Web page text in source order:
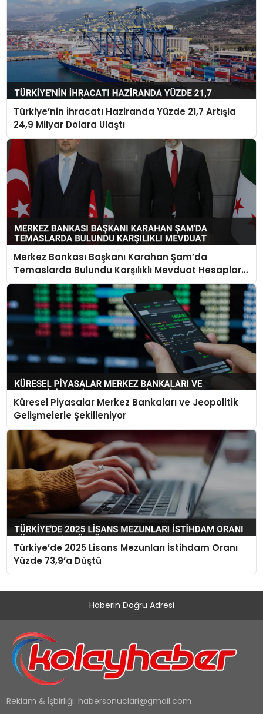
Türkiye’nin İhracatı Haziranda Yüzde 21,7 Artışla
24,9 Milyar Dolara Ulaştı
Merkez Bankası Başkanı Karahan Şam’da
Temaslarda Bulundu Karşılıklı Mevduat Hesapları
Açılacak
Küresel Piyasalar Merkez Bankaları ve Jeopolitik
Gelişmelerle Şekilleniyor
Türkiye’de 2025 Lisans Mezunları İstihdam Oranı
Yüzde 73,9’a Düştü
Haberin Doğru Adresi
Reklam & İşbirliği: habersonuclari@gmail.com